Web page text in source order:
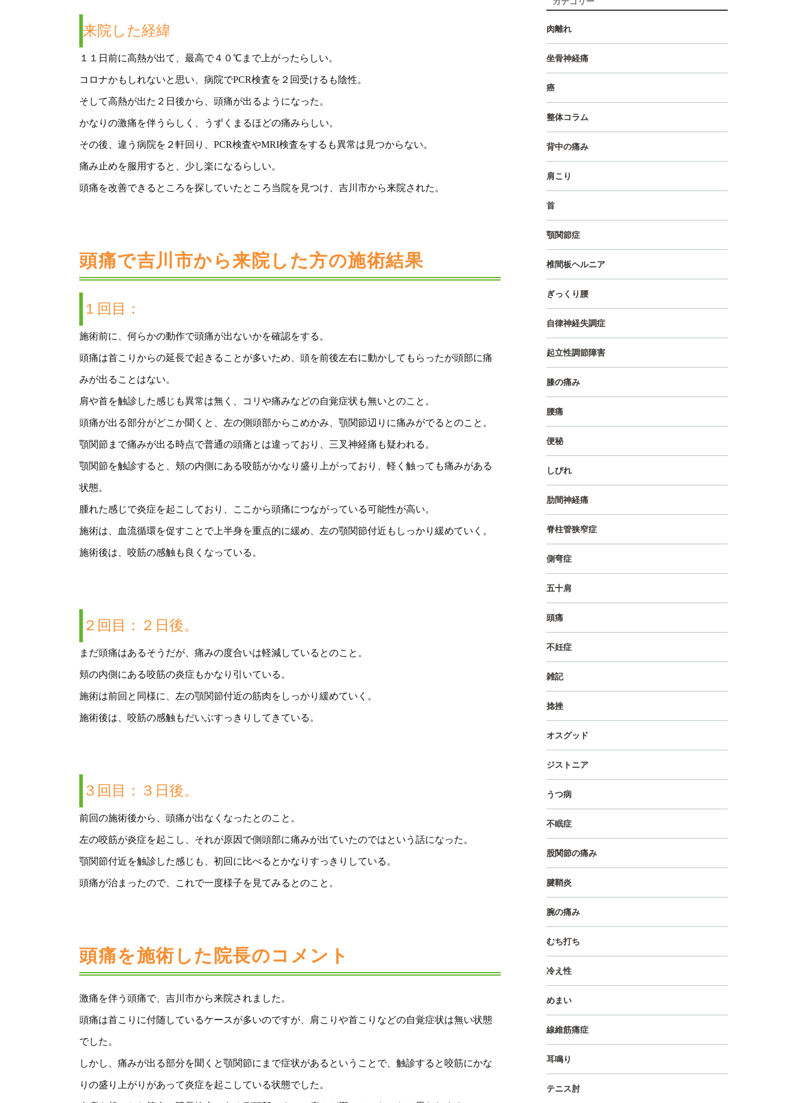
来院した経緯
１１日前に高熱が出て、最高で４０℃まで上がったらしい。
コロナかもしれないと思い、病院でPCR検査を２回受けるも陰性。
そして高熱が出た２日後から、頭痛が出るようになった。
かなりの激痛を伴うらしく、うずくまるほどの痛みらしい。
その後、違う病院を２軒回り、PCR検査やMRI検査をするも異常は見つからない。
痛み止めを服用すると、少し楽になるらしい。
頭痛を改善できるところを探していたところ当院を見つけ、吉川市から来院された。
頭痛で吉川市から来院した方の施術結果
１回目：
施術前に、何らかの動作で頭痛が出ないかを確認をする。
頭痛は首こりからの延長で起きることが多いため、頭を前後左右に動かしてもらったが頭部に痛
みが出ることはない。
肩や首を触診した感じも異常は無く、コリや痛みなどの自覚症状も無いとのこと。
頭痛が出る部分がどこか聞くと、左の側頭部からこめかみ、顎関節辺りに痛みがでるとのこと。
顎関節まで痛みが出る時点で普通の頭痛とは違っており、三叉神経痛も疑われる。
顎関節を触診すると、頬の内側にある咬筋がかなり盛り上がっており、軽く触っても痛みがある
状態。
腫れた感じで炎症を起こしており、ここから頭痛につながっている可能性が高い。
施術は、血流循環を促すことで上半身を重点的に緩め、左の顎関節付近もしっかり緩めていく。
施術後は、咬筋の感触も良くなっている。
２回目：２日後。
まだ頭痛はあるそうだが、痛みの度合いは軽減しているとのこと。
頬の内側にある咬筋の炎症もかなり引いている。
施術は前回と同様に、左の顎関節付近の筋肉をしっかり緩めていく。
施術後は、咬筋の感触もだいぶすっきりしてきている。
３回目：３日後。
前回の施術後から、頭痛が出なくなったとのこと。
左の咬筋が炎症を起こし、それが原因で側頭部に痛みが出ていたのではという話になった。
顎関節付近を触診した感じも、初回に比べるとかなりすっきりしている。
頭痛が治まったので、これで一度様子を見てみるとのこと。
頭痛を施術した院長のコメント
激痛を伴う頭痛で、吉川市から来院されました。
頭痛は首こりに付随しているケースが多いのですが、肩こりや首こりなどの自覚症状は無い状態
でした。
しかし、痛みが出る部分を聞くと顎関節にまで症状があるということで、触診すると咬筋にかな
りの盛り上がりがあって炎症を起こしている状態でした。
肉離れ
坐骨神経痛
癌
整体コラム
背中の痛み
肩こり
首
顎関節症
椎間板ヘルニア
ぎっくり腰
自律神経失調症
起立性調節障害
膝の痛み
腰痛
便秘
しびれ
肋間神経痛
脊柱管狭窄症
側弯症
五十肩
頭痛
不妊症
雑記
捻挫
オスグッド
ジストニア
うつ病
不眠症
股関節の痛み
腱鞘炎
腕の痛み
むち打ち
冷え性
めまい
線維筋痛症
耳鳴り
テニス肘